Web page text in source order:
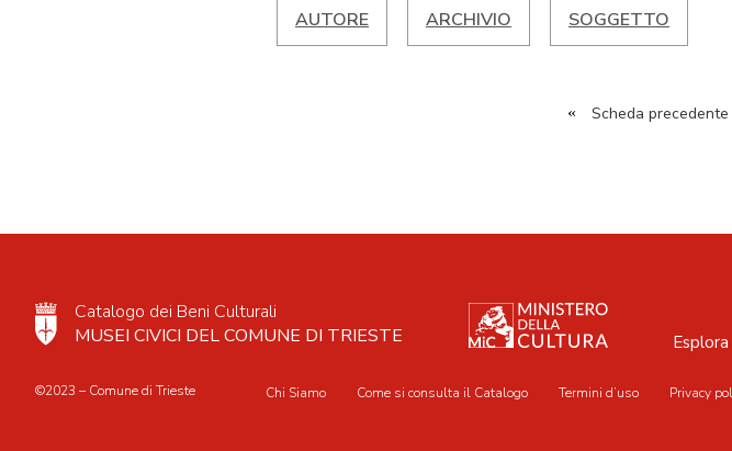
AUTORE ARCHIVIO SOGGETTO
« Scheda precedente
Catalogo dei Beni Culturali
MUSEI CIVICI DEL COMUNE DI TRIESTE
©2023 – Comune di Trieste Chi Siamo Come si consulta il Catalogo Termini d’uso Privacy